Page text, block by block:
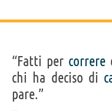
“Fatti per correre
chi ha deciso di
pare.”